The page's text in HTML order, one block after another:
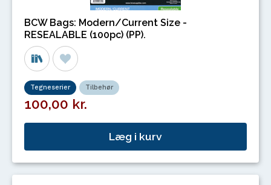
BCW Bags: Modern/Current Size -
RESEALABLE (100pc) (PP).
Tegneserier Tilbehør
100,00 kr.
Læg i kurv